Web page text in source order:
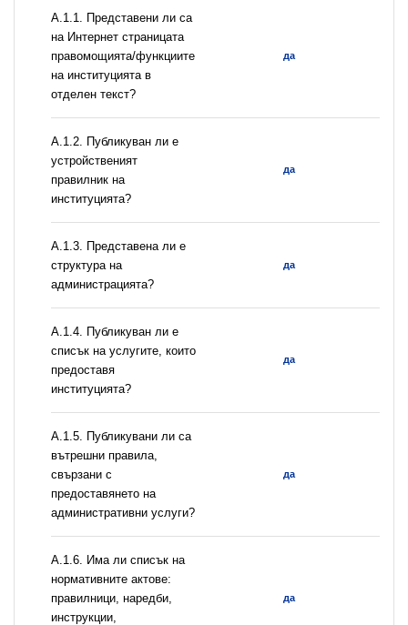
А.1.1. Представени ли са
на Интернет страницата
правомощията/функциите
на институцията в
отделен текст?
да
А.1.2. Публикуван ли е
устройственият
правилник на
институцията?
да
A.1.3. Представена ли е
структура на
администрацията?
да
А.1.4. Публикуван ли е
списък на услугите, които
предоставя
институцията?
да
А.1.5. Публикувани ли са
вътрешни правила,
свързани с
предоставянето на
административни услуги?
да
А.1.6. Има ли списък на
нормативните актове:
правилници, наредби,
инструкции,
да